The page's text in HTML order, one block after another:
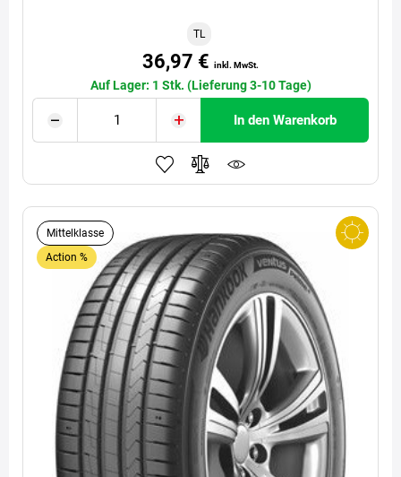
TL
36,97 € inkl. MwSt.
Auf Lager: 1 Stk. (Lieferung 3-10 Tage)
In den Warenkorb
Mittelklasse
Action %